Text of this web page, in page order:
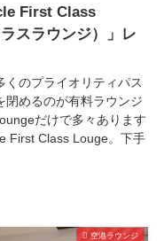
First Class
スラウンジ）」レ
くのプライオリティパス
閉めるのが有料ラウンジ
だけで多々あります
First Class Louge。下手
空港ラウンジ